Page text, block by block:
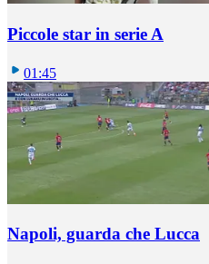
Piccole star in serie A
01:45
Napoli, guarda che Lucca